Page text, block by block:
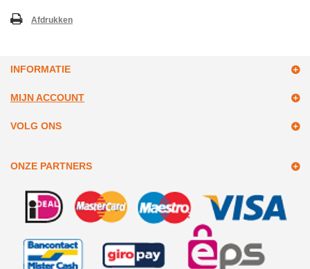
Afdrukken
INFORMATIE
MIJN ACCOUNT
VOLG ONS
ONZE PARTNERS